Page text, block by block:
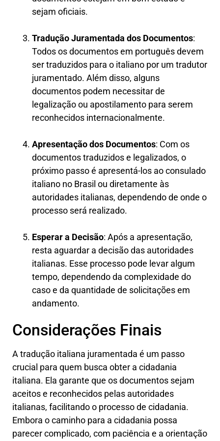
sejam oficiais.
Tradução Juramentada dos Documentos:
Todos os documentos em português devem
ser traduzidos para o italiano por um tradutor
juramentado. Além disso, alguns
documentos podem necessitar de
legalização ou apostilamento para serem
reconhecidos internacionalmente.
Apresentação dos Documentos: Com os
documentos traduzidos e legalizados, o
próximo passo é apresentá-los ao consulado
italiano no Brasil ou diretamente às
autoridades italianas, dependendo de onde o
processo será realizado.
Esperar a Decisão: Após a apresentação,
resta aguardar a decisão das autoridades
italianas. Esse processo pode levar algum
tempo, dependendo da complexidade do
caso e da quantidade de solicitações em
andamento.
Considerações Finais
A tradução italiana juramentada é um passo
crucial para quem busca obter a cidadania
italiana. Ela garante que os documentos sejam
aceitos e reconhecidos pelas autoridades
italianas, facilitando o processo de cidadania.
Embora o caminho para a cidadania possa
parecer complicado, com paciência e a orientação